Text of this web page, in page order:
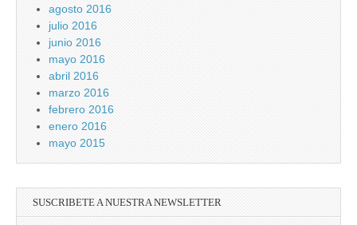
agosto 2016
julio 2016
junio 2016
mayo 2016
abril 2016
marzo 2016
febrero 2016
enero 2016
mayo 2015
SUSCRIBETE A NUESTRA NEWSLETTER